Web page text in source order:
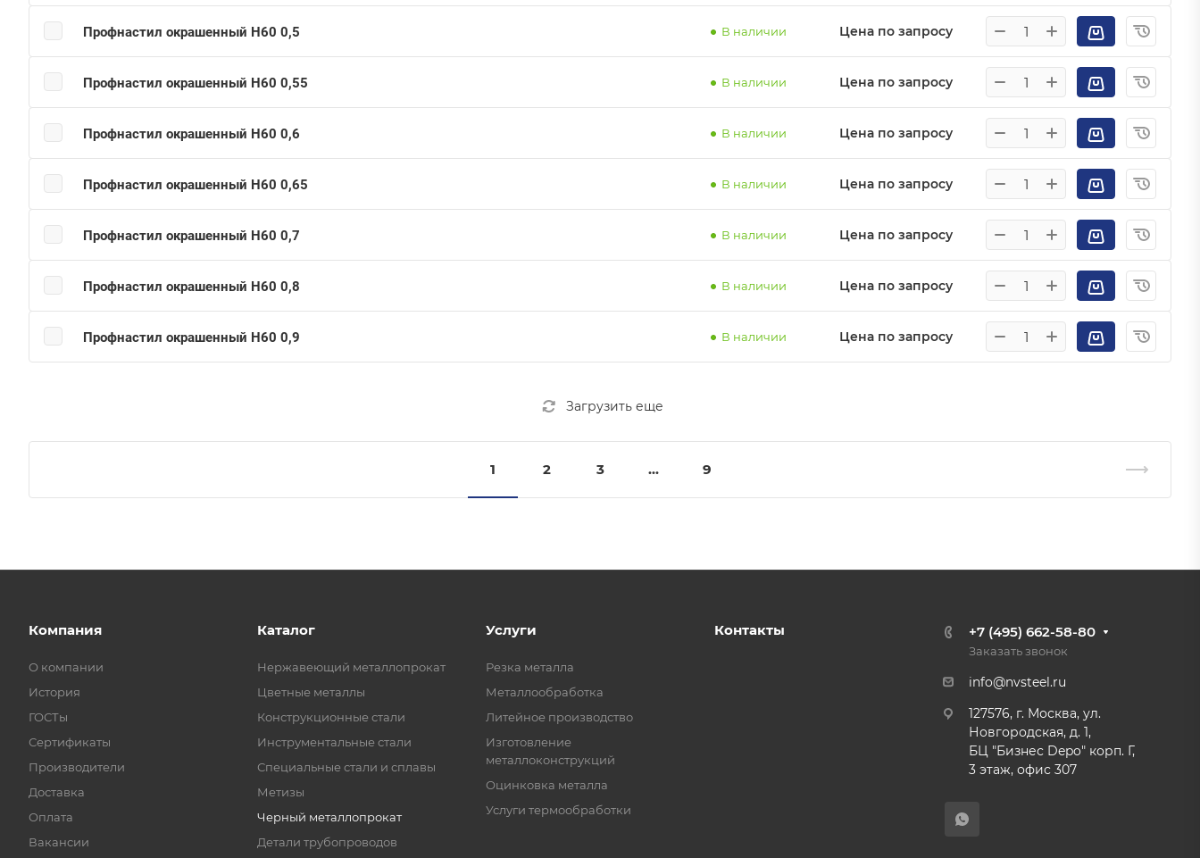
Профнастил окрашенный Н60 0,5 В наличии Цена по запросу
Профнастил окрашенный Н60 0,55 В наличии Цена по запросу
Профнастил окрашенный Н60 0,6 В наличии Цена по запросу
Профнастил окрашенный Н60 0,65 В наличии Цена по запросу
Профнастил окрашенный Н60 0,7 В наличии Цена по запросу
Профнастил окрашенный Н60 0,8 В наличии Цена по запросу
Профнастил окрашенный Н60 0,9 В наличии Цена по запросу
Загрузить еще
1 2 3 ... 9
Компания
О компании
История
ГОСТы
Сертификаты
Производители
Доставка
Оплата
Вакансии
Каталог
Нержавеющий металлопрокат
Цветные металлы
Конструкционные стали
Инструментальные стали
Специальные стали и сплавы
Метизы
Черный металлопрокат
Детали трубопроводов
Услуги
Резка металла
Металлообработка
Литейное производство
Изготовление
металлоконструкций
Оцинковка металла
Услуги термообработки
Контакты +7 (495) 662-58-80
Заказать звонок
info@nvsteel.ru
127576, г. Москва, ул.
Новгородская, д. 1,
БЦ "Бизнес Depo" корп. Г,
3 этаж, офис 307